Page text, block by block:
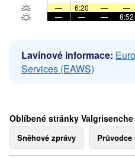
—
6:20 — —
—
— — 8:52
Lavínové informace:
Services (EAWS)
Oblíbené stránky Valgrisenche
Sněhové zprávy Průvodce